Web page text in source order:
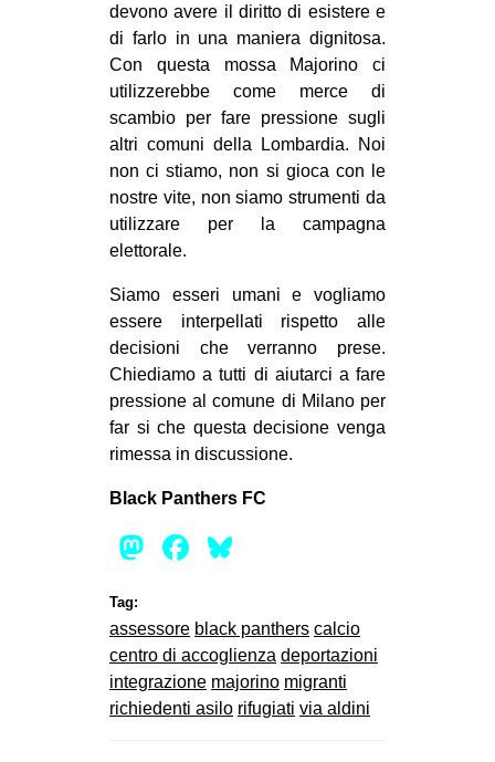
devono avere il diritto di esistere e
di farlo in una maniera dignitosa.
Con questa mossa Majorino ci
utilizzerebbe come merce di
scambio per fare pressione sugli
altri comuni della Lombardia. Noi
non ci stiamo, non si gioca con le
nostre vite, non siamo strumenti da
utilizzare per la campagna
elettorale.
Siamo esseri umani e vogliamo
essere interpellati rispetto alle
decisioni che verranno prese.
Chiediamo a tutti di aiutarci a fare
pressione al comune di Milano per
far si che questa decisione venga
rimessa in discussione.
Black Panthers FC
Mastodon
Facebook
Tag:
assessore black panthers calcio
centro di accoglienza deportazioni
integrazione majorino migranti
richiedenti asilo rifugiati via aldini